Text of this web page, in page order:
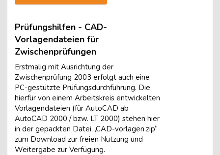
Prüfungshilfen - CAD-
Vorlagendateien für
Zwischenprüfungen
Erstmalig mit Ausrichtung der
Zwischenprüfung 2003 erfolgt auch eine
PC-gestützte Prüfungsdurchführung. Die
hierfür von einem Arbeitskreis entwickelten
Vorlagendateien (für AutoCAD ab
AutoCAD 2000 / bzw. LT 2000) stehen hier
in der gepackten Datei „CAD-vorlagen.zip“
zum Download zur freien Nutzung und
Weitergabe zur Verfügung.